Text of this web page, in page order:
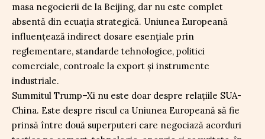
masa negocierii de la Beijing, dar nu este complet
absentă din ecuația strategică. Uniunea Europeană
influențează indirect dosare esențiale prin
reglementare, standarde tehnologice, politici
comerciale, controale la export și instrumente
industriale.
Summitul Trump–Xi nu este doar despre relațiile SUA-
China. Este despre riscul ca Uniunea Europeană să fie
prinsă între două superputeri care negociază acorduri